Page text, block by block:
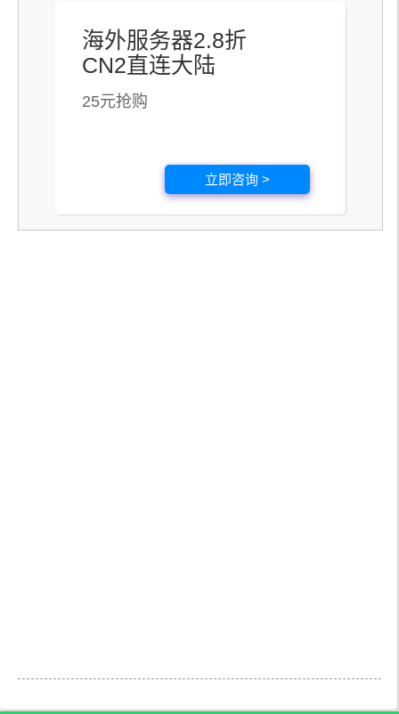
海外服务器2.8折
CN2直连大陆
25元抢购
立即咨询 >